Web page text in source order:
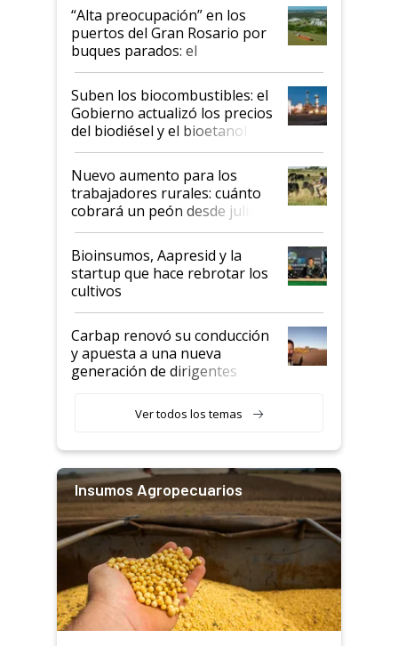
“Alta preocupación” en los
puertos del Gran Rosario por
buques parados: el
funcionamiento de las
exportadoras en tensión tras
la medida de fuerza de los
prácticos
Suben los biocombustibles: el
Gobierno actualizó los precios
del biodiésel y el bioetanol
Nuevo aumento para los
trabajadores rurales: cuánto
cobrará un peón desde julio
Bioinsumos, Aapresid y la
startup que hace rebrotar los
cultivos
Carbap renovó su conducción
y apuesta a una nueva
generación de dirigentes
Ver todos los temas
Insumos Agropecuarios